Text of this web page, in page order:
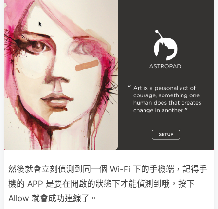
然後就會立刻偵測到同一個 Wi-Fi 下的手機端，記得手
機的 APP 是要在開啟的狀態下才能偵測到哦，按下
Allow 就會成功連線了。